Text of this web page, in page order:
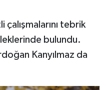
tebrik
bulundu.
Kanyılmaz da